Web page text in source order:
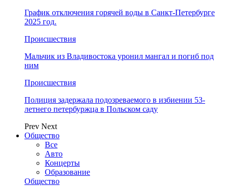
График отключения горячей воды в Санкт-Петербурге
2025 год.
Происшествия
Мальчик из Владивостока уронил мангал и погиб под
ним
Происшествия
Полиция задержала подозреваемого в избиении 53-
летнего петербуржца в Польском саду
Prev Next
Общество
Все
Авто
Концерты
Образование
Общество